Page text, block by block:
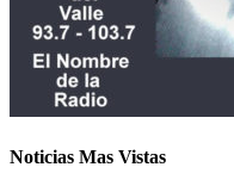
Noticias Mas Vistas